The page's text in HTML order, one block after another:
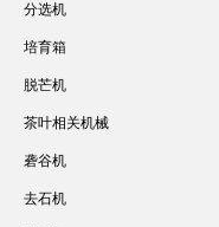
分选机
培育箱
脱芒机
茶叶相关机械
砻谷机
去石机